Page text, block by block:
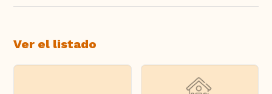
Ver el listado